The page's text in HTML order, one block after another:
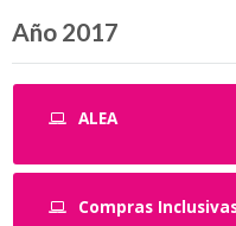
Año 2017
ALEA
Compras